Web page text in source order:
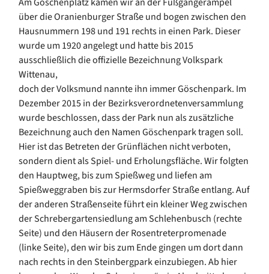
Am Göschenplatz kamen wir an der Fußgängerampel
über die Oranienburger Straße und bogen zwischen den
Hausnummern 198 und 191 rechts in einen Park. Dieser
wurde um 1920 angelegt und hatte bis 2015
ausschließlich die offizielle Bezeichnung Volkspark
Wittenau,
doch der Volksmund nannte ihn immer Göschenpark. Im
Dezember 2015 in der Bezirksverordnetenversammlung
wurde beschlossen, dass der Park nun als zusätzliche
Bezeichnung auch den Namen Göschenpark tragen soll.
Hier ist das Betreten der Grünflächen nicht verboten,
sondern dient als Spiel- und Erholungsfläche. Wir folgten
den Hauptweg, bis zum Spießweg und liefen am
Spießweggraben bis zur Hermsdorfer Straße entlang. Auf
der anderen Straßenseite führt ein kleiner Weg zwischen
der Schrebergartensiedlung am Schlehenbusch (rechte
Seite) und den Häusern der Rosentreterpromenade
(linke Seite), den wir bis zum Ende gingen um dort dann
nach rechts in den Steinbergpark einzubiegen. Ab hier